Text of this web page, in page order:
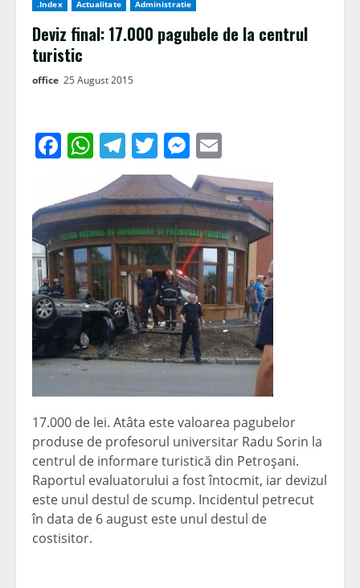
.Index Actualitate Administratie
Deviz final: 17.000 pagubele de la centrul
turistic
office 25 August 2015
Facebook
WhatsApp
Telegram
TwitterMessenger
17.000 de lei. Atâta este valoarea pagubelor
produse de profesorul universitar Radu Sorin la
centrul de informare turistică din Petroşani.
Raportul evaluatorului a fost întocmit, iar devizul
este unul destul de scump. Incidentul petrecut
în data de 6 august este unul destul de
costisitor.